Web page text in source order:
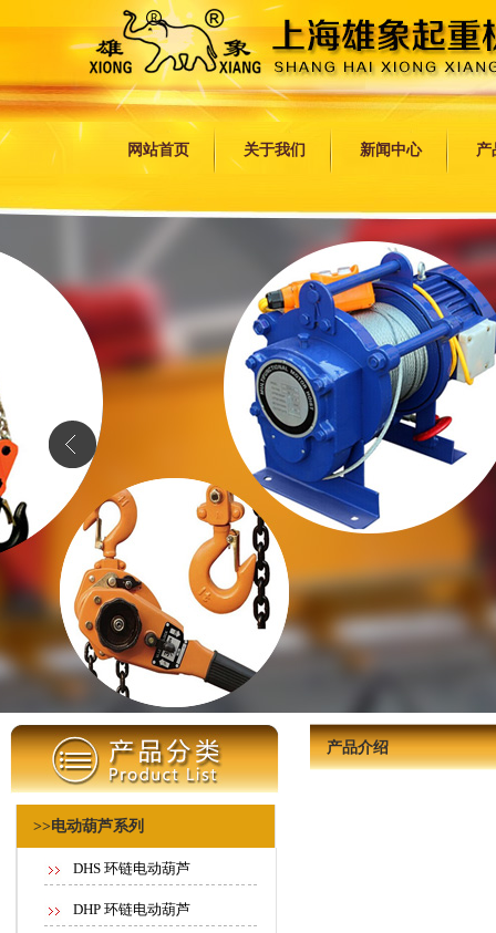
网站首页 关于我们 新闻中心 产
>>电动葫芦系列
DHS 环链电动葫芦
DHP 环链电动葫芦
产品介绍